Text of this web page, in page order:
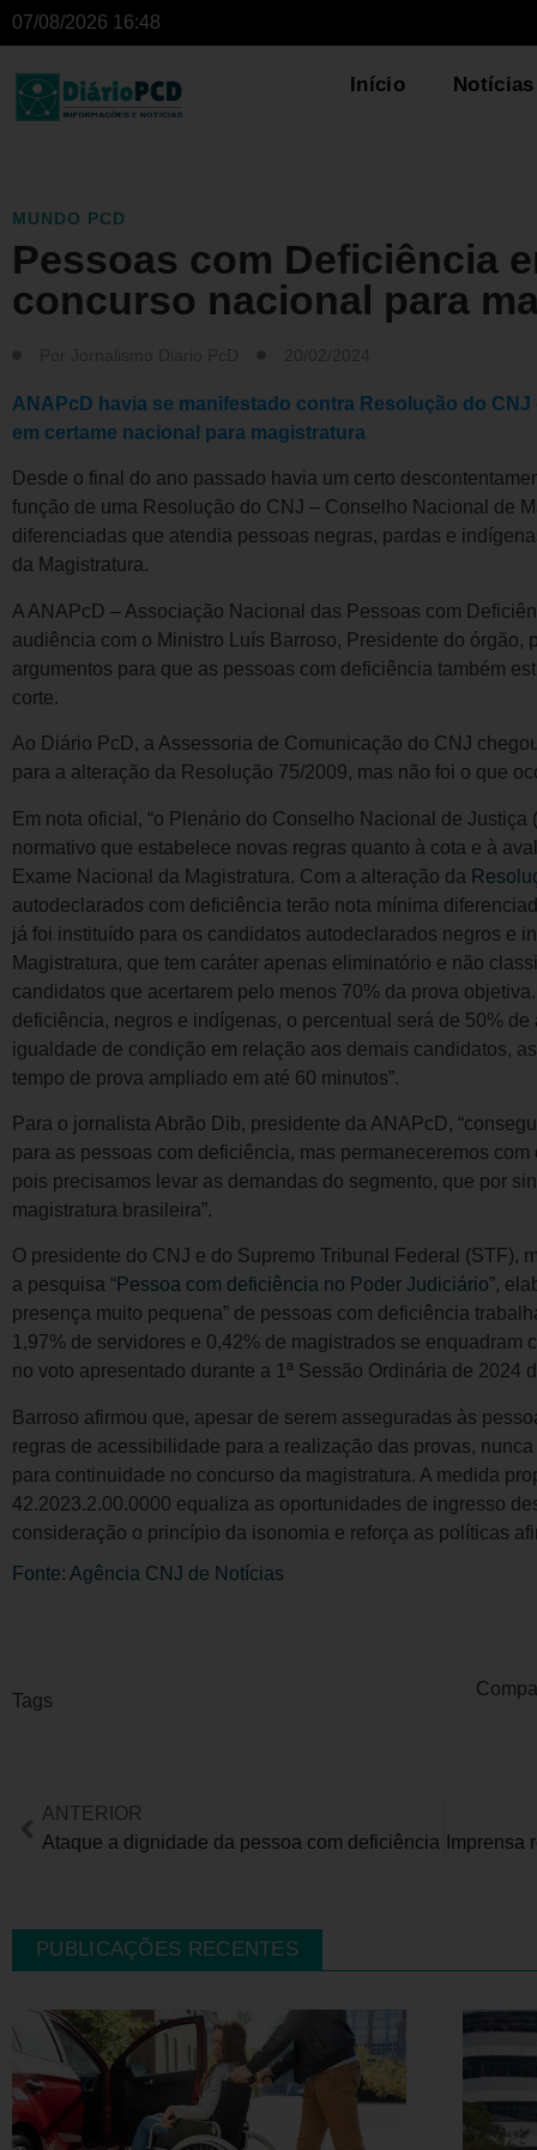
07/08/2026 16:48
Início Notícias
MUNDO PCD
Pessoas com Deficiência
concurso nacional para
ANAPcD havia se manifestado contra Resolução do
em certame nacional para magistratura
Desde o final do ano passado havia um certo
função de uma Resolução do CNJ – Conselho Nacional de
diferenciadas que atendia pessoas negras, pardas e
da Magistratura.
A ANAPcD – Associação Nacional das Pessoas com
audiência com o Ministro Luís Barroso, Presidente do órgão,
argumentos para que as pessoas com deficiência também
corte.
Ao Diário PcD, a Assessoria de Comunicação do CNJ
para a alteração da Resolução 75/2009, mas não foi o que
Em nota oficial, “o Plenário do Conselho Nacional de
normativo que estabelece novas regras quanto à cota e à
Exame Nacional da Magistratura. Com a alteração da
autodeclarados com deficiência terão nota mínima
já foi instituído para os candidatos autodeclarados negros e
Magistratura, que tem caráter apenas eliminatório e não
candidatos que acertarem pelo menos 70% da prova
deficiência, negros e indígenas, o percentual será de 50%
igualdade de condição em relação aos demais candidatos,
tempo de prova ampliado em até 60 minutos”.
Para o jornalista Abrão Dib, presidente da ANAPcD,
para as pessoas com deficiência, mas permaneceremos
pois precisamos levar as demandas do segmento, que por
magistratura brasileira”.
O presidente do CNJ e do Supremo Tribunal Federal (STF),
a pesquisa “Pessoa com deficiência no Poder Judiciário”,
presença muito pequena” de pessoas com deficiência
1,97% de servidores e 0,42% de magistrados se enquadram
no voto apresentado durante a 1ª Sessão Ordinária de 2024
Barroso afirmou que, apesar de serem asseguradas às
regras de acessibilidade para a realização das provas,
para continuidade no concurso da magistratura. A medida
42.2023.2.00.0000 equaliza as oportunidades de ingresso
consideração o princípio da isonomia e reforça as políticas
Fonte: Agência CNJ de Notícias
Tags
ANTERIOR
Ataque a dignidade da pessoa com deficiência
PUBLICAÇÕES RECENTES